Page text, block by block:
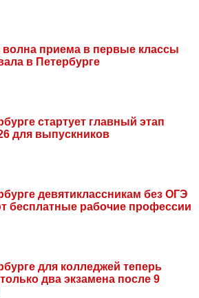
волна приема в первые классы
в Петербурге
стартует главный этап
для выпускников
девятиклассникам без ОГЭ
бесплатные рабочие профессии
для колледжей теперь
два экзамена после 9